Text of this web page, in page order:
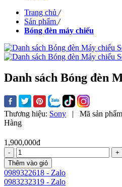
Trang chủ /
Sản phẩm /
Bóng đèn máy chiếu
Danh sách Bóng đèn
Thương hiệu: Sony | Mã sản
Hàng
1,900,000đ
-
+
Thêm vào giỏ
0989322618 - Zalo
0983232319 - Zalo